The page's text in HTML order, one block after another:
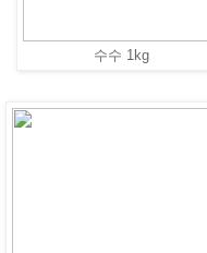
수수 1kg